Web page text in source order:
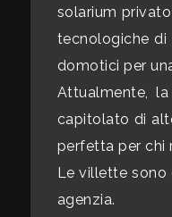
solarium
tecnologiche
domotici per
Attualmente,
capitolato di
perfetta per chi
Le villette sono
agenzia.
Qualsiasi